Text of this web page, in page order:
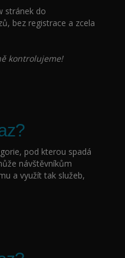
stránek do
bez registrace a zcela
kontrolujeme!
pod kterou spadá
návštěvníkům
a využít tak služeb,